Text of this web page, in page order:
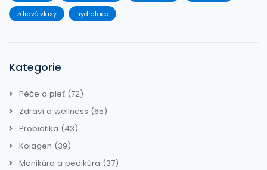
zdravé vlasy hydratace
Kategorie
Péče o pleť (72)
Zdraví a wellness (65)
Probiotika (43)
Kolagen (39)
Manikúra a pedikúra (37)